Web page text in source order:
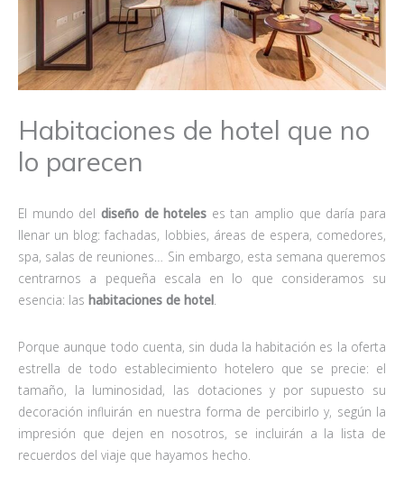
Habitaciones de hotel que no
lo parecen
El mundo del diseño de hoteles es tan amplio que daría para
llenar un blog: fachadas, lobbies, áreas de espera, comedores,
spa, salas de reuniones… Sin embargo, esta semana queremos
centrarnos a pequeña escala en lo que consideramos su
esencia: las habitaciones de hotel
Porque aunque todo cuenta, sin duda la habitación es la oferta
estrella de todo establecimiento hotelero que se precie: el
tamaño, la luminosidad, las dotaciones y por supuesto su
decoración influirán en nuestra forma de percibirlo y, según la
impresión que dejen en nosotros, se incluirán a la lista de
recuerdos del viaje que hayamos hecho.